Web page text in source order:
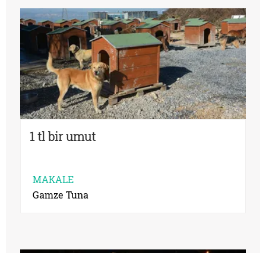
1 tl bir umut
MAKALE
Gamze Tuna